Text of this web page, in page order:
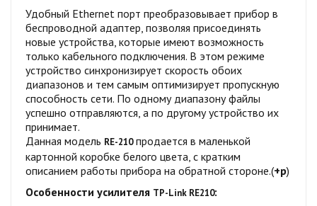
Удобный Ethernet порт преобразовывает прибор в
беспроводной адаптер, позволяя присоединять
новые устройства, которые имеют возможность
только кабельного подключения. В этом режиме
устройство синхронизирует скорость обоих
диапазонов и тем самым оптимизирует пропускную
способность сети. По одному диапазону файлы
успешно отправляются, а по другому устройство их
принимает.
Данная модель RE-210продается в маленькой
картонной коробке белого цвета, с кратким
описанием работы прибора на обратной стороне.(+р)
Особенности усилителя TP-Link RE210: